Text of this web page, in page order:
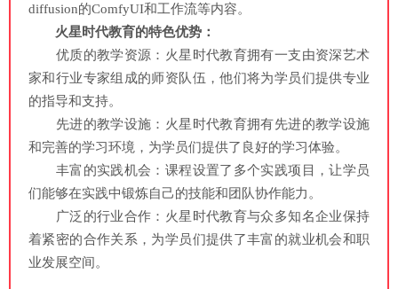
diffusion的ComfyUI和工作流等内容。
火星时代教育的特色优势：
优质的教学资源：火星时代教育拥有一支由资深艺术
家和行业专家组成的师资队伍，他们将为学员们提供专业
的指导和支持。
先进的教学设施：火星时代教育拥有先进的教学设施
和完善的学习环境，为学员们提供了良好的学习体验。
丰富的实践机会：课程设置了多个实践项目，让学员
们能够在实践中锻炼自己的技能和团队协作能力。
广泛的行业合作：火星时代教育与众多知名企业保持
着紧密的合作关系，为学员们提供了丰富的就业机会和职
业发展空间。